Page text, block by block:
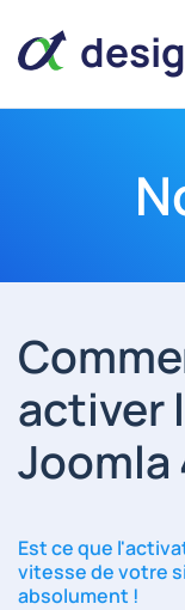
activer
Joomla
Est ce que
vitesse de votre
absolument !